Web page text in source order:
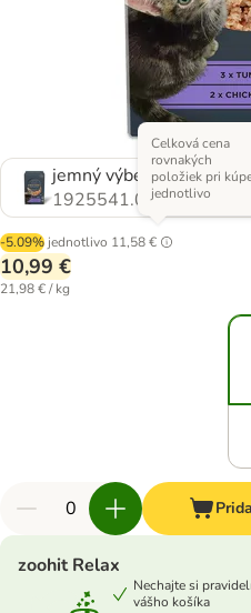
jemný výber (2 druhy)
1925541.0
-5.09% jednotlivo 11,58 €
Celková cena
rovnakých
položiek pri
jednotlivo
10,99 €
21,98 € / kg
zoohit Relax
Nechajte si
vášho košíka